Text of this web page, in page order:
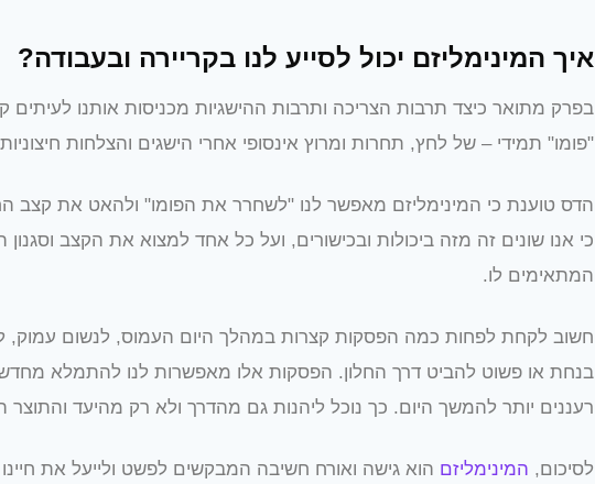
איך המינימליזם יכול לסייע לנו בקריירה ובעבודה?
בפרק מתואר כיצד תרבות הצריכה ותרבות ההישגיות מכניסות אותנו לעיתים
"פומו" תמידי – של לחץ, תחרות ומרוץ אינסופי אחרי הישגים והצלחות
הדס טוענת כי המינימליזם מאפשר לנו "לשחרר את הפומו" ולהאט את קצב
כי אנו שונים זה מזה ביכולות ובכישורים, ועל כל אחד למצוא את הקצב וסגנון
המתאימים לו.
חשוב לקחת לפחות כמה הפסקות קצרות במהלך היום העמוס, לנשום עמוק,
בנחת או פשוט להביט דרך החלון. הפסקות אלו מאפשרות לנו להתמלא מחדש
רעננים יותר להמשך היום. כך נוכל ליהנות גם מהדרך ולא רק מהיעד והתוצר
לסיכום, המינימליזם הוא גישה ואורח חשיבה המבקשים לפשט ולייעל את חיינו